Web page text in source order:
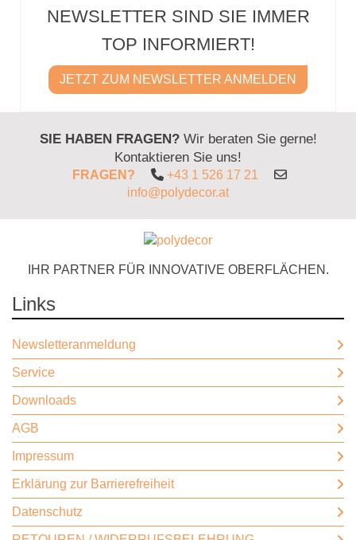
NEWSLETTER SIND SIE IMMER
TOP INFORMIERT!
JETZT ZUM NEWSLETTER ANMELDEN
SIE HABEN FRAGEN?Wir beraten Sie gerne!
Kontaktieren Sie uns!
FRAGEN?
+43 1 526 17 21
info@polydecor.at
IHR PARTNER FÜR INNOVATIVE OBERFLÄCHEN.
Links
Newsletteranmeldung
Service
Downloads
AGB
Impressum
Erklärung zur Barrierefreiheit
Datenschutz